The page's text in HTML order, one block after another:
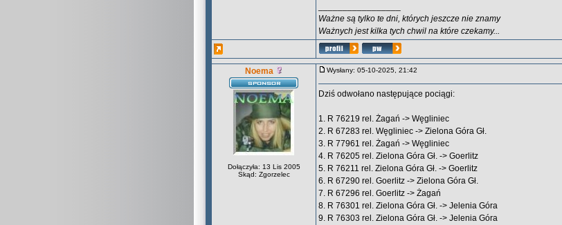
Ważne są tylko te dni, których jeszcze nie znamy
Ważnych jest kilka tych chwil na które czekamy...
Noema
Dołączyła: 13 Lis 2005
Skąd: Zgorzelec
Wysłany: 05-10-2025, 21:42
Dziś odwołano następujące pociągi:
1. R 76219 rel. Żagań -> Węgliniec
2. R 67283 rel. Węgliniec -> Zielona Góra Gł.
3. R 77961 rel. Żagań -> Węgliniec
4. R 76205 rel. Zielona Góra Gł. -> Goerlitz
5. R 76211 rel. Zielona Góra Gł. -> Goerlitz
6. R 67290 rel. Goerlitz -> Zielona Góra Gł.
7. R 67296 rel. Goerlitz -> Żagań
8. R 76301 rel. Zielona Góra Gł. -> Jelenia Góra
9. R 76303 rel. Zielona Góra Gł. -> Jelenia Góra